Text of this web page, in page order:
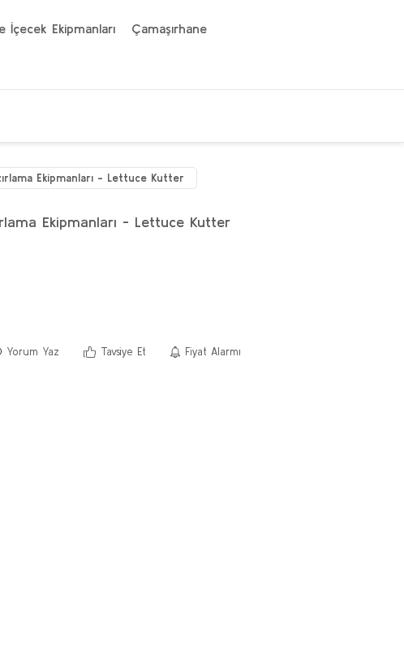
İçecek Ekipmanları Çamaşırhane
Ekipmanları - Lettuce Kutter
Ekipmanları - Lettuce Kutter
Yorum Yaz Tavsiye Et Fiyat Alarmı